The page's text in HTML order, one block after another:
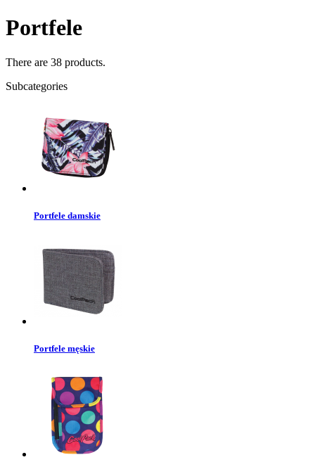
Portfele
There are 38 products.
Subcategories
Portfele damskie
Portfele męskie